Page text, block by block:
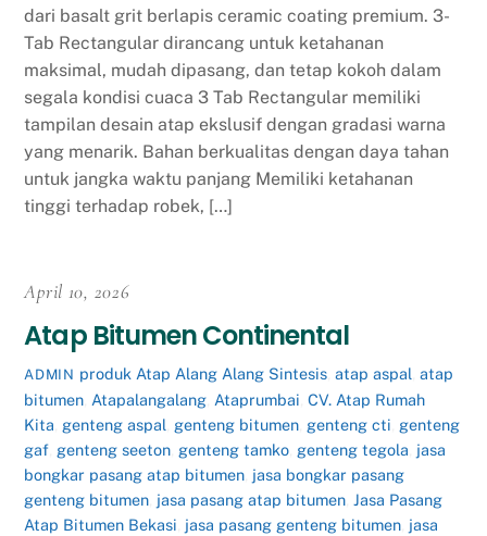
dari basalt grit berlapis ceramic coating premium. 3-
Tab Rectangular dirancang untuk ketahanan
maksimal, mudah dipasang, dan tetap kokoh dalam
segala kondisi cuaca 3 Tab Rectangular memiliki
tampilan desain atap ekslusif dengan gradasi warna
yang menarik. Bahan berkualitas dengan daya tahan
untuk jangka waktu panjang Memiliki ketahanan
tinggi terhadap robek, […]
April 10, 2026
Atap Bitumen Continental
ADMIN produk Atap Alang Alang Sintesis, atap aspal, atap
bitumen ,Atapalangalang ,Ataprumbai ,CV. Atap Rumah
Kita genteng aspal genteng bitumen genteng cti genteng
gaf genteng seeton genteng tamko genteng tegola jasa
bongkar pasang atap bitumen jasa bongkar pasang
genteng bitumen jasa pasang atap bitumen ,Jasa Pasang
Atap Bitumen Bekasi jasa pasang genteng bitumen jasa